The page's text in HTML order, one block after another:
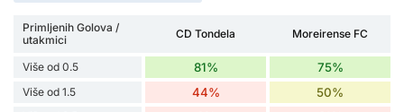
Primljenih Golova /
utakmici
CD Tondela Moreirense FC
Više od 0.5 81% 75%
Više od 1.5 44% 50%